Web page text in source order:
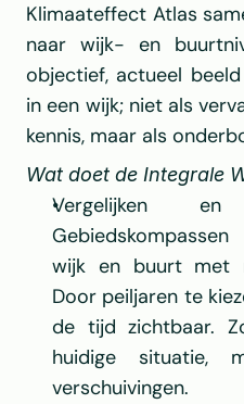
Klimaateffect Atlas
naar wijk- en
objectief, actueel
in een wijk; niet als
kennis, maar als
Wat doet de Integrale
Vergelijken
wijk en buurt met
Door peiljaren te
de tijd zichtbaar.
huidige situatie,
verschuivingen.